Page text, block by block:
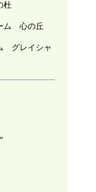
杜
ム 心の丘
グレイシャ